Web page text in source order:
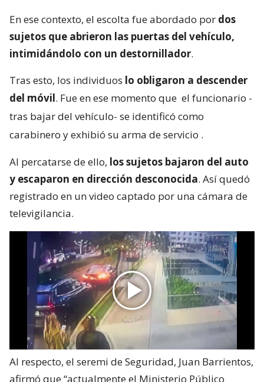
En ese contexto, el escolta fue abordado por dos
sujetos que abrieron las puertas del vehículo,
intimidándolo con un destornillador.
Tras esto, los individuos lo obligaron a descender
del móvil. Fue en ese momento que el funcionario -
tras bajar del vehículo- se identificó como
carabinero y exhibió su arma de servicio .
Al percatarse de ello, los sujetos bajaron del auto
y escaparon en dirección desconocida. Así quedó
registrado en un video captado por una cámara de
televigilancia.
Al respecto, el seremi de Seguridad, Juan Barrientos,
afirmó que “actualmente el Ministerio Público